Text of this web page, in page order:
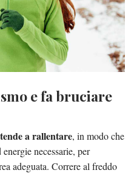
e fa bruciare
a rallentare, in modo che
necessarie, per
adeguata. Correre al freddo